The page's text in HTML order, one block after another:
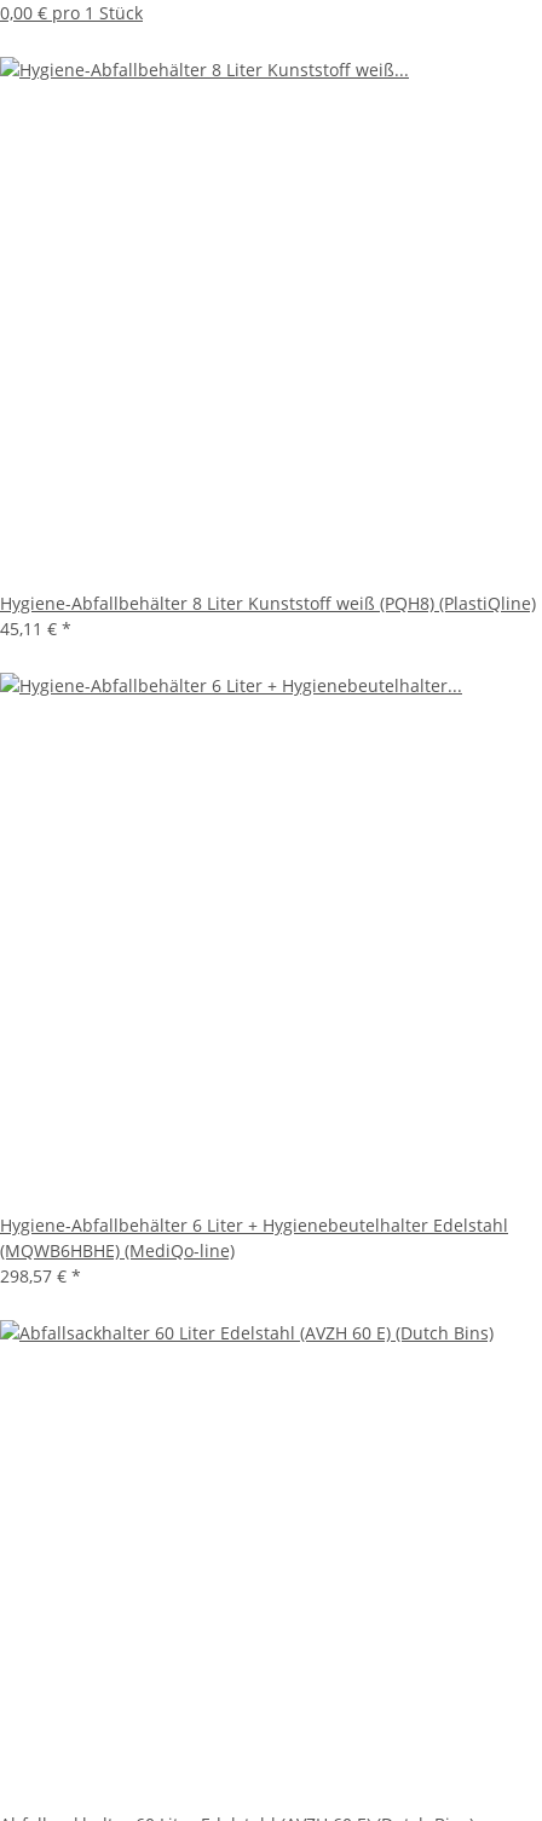
0,00 € pro 1 Stück
Hygiene-Abfallbehälter 8 Liter Kunststoff weiß (PQH8) (PlastiQline)
45,11 € *
Hygiene-Abfallbehälter 6 Liter + Hygienebeutelhalter Edelstahl
(MQWB6HBHE) (MediQo-line)
298,57 € *